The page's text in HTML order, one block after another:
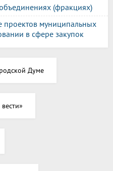
(фракциях)
муниципальных
в сфере закупок
Думе